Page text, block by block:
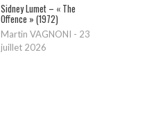
Sidney Lumet – « The
Offence » (1972)
Martin VAGNONI - 23
juillet 2026